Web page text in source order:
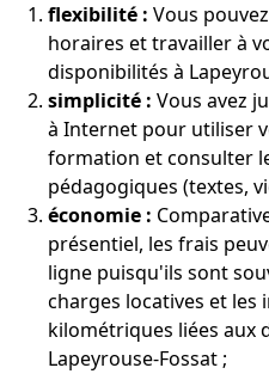
flexibilité : Vous
horaires et travailler à
disponibilités à
simplicité : Vous avez
à Internet pour utiliser
formation et consulter
pédagogiques (textes,
économie :
présentiel, les frais
ligne puisqu'ils sont
charges locatives et les
kilométriques liées aux
Lapeyrouse-Fossat ;